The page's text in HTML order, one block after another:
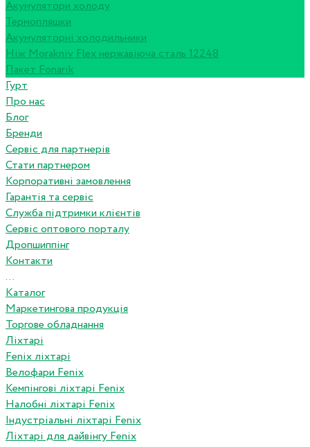
Акумулятори холоду
Термопляшки
Акумуляторні холодильники
Ніж Morakniv Flex нержавіюча сталь 12248
Пакет Fonarik
Гурт
Про нас
Блог
Бренди
Сервіс для партнерів
Стати партнером
Корпоративні замовлення
Гарантія та сервіс
Служба підтримки клієнтів
Сервіс оптового порталу
Дропшиппінг
Контакти
...
Каталог
Маркетингова продукція
Торгове обладнання
Ліхтарі
Fenix ліхтарі
Велофари Fenix
Кемпінгові ліхтарі Fenix
Налобні ліхтарі Fenix
Індустріальні ліхтарі Fenix
Ліхтарі для дайвінгу Fenix